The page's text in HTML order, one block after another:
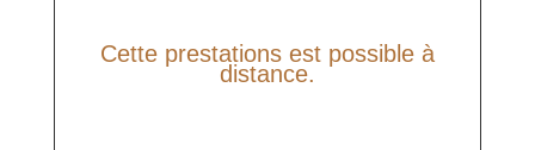
Cette prestations est possible à
distance.